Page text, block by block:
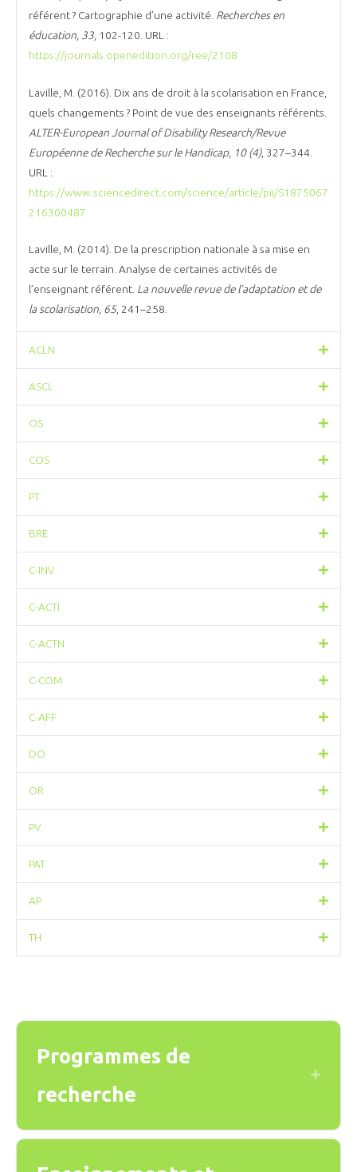
référent ? Cartographie d’une activité. Recherches en
éducation, 33, 102-120. URL :
https://journals.openedition.org/ree/2108
Laville, M. (2016). Dix ans de droit à la scolarisation en France,
quels changements ? Point de vue des enseignants référents.
ALTER-European Journal of Disability Research/Revue
Européenne de Recherche sur le Handicap, 10 (4), 327–344.
URL :
https://www.sciencedirect.com/science/article/pii/S1875067
216300487
Laville, M. (2014). De la prescription nationale à sa mise en
acte sur le terrain. Analyse de certaines activités de
l’enseignant référent. La nouvelle revue de l’adaptation et de
la scolarisation, 65, 241–258.
ACLN
ASCL
OS
COS
PT
BRE
C-INV
C-ACTI
C-ACTN
C-COM
C-AFF
DO
OR
PV
PAT
AP
TH
Programmes de
recherche
Expand